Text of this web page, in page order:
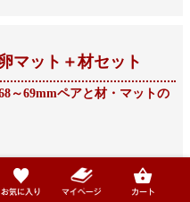
マット＋材セット
～69mmペアと材・マットの